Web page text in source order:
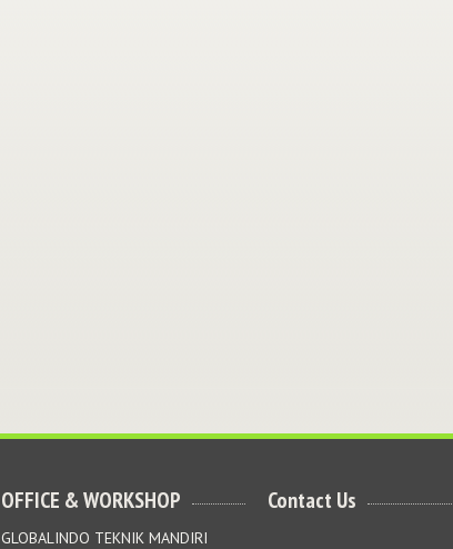
OFFICE & WORKSHOP
GLOBALINDO TEKNIK MANDIRI
Contact Us